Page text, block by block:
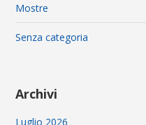
Mostre
Senza categoria
Archivi
Luglio 2026